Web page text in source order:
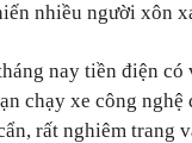
nhiều người xôn
nay tiền điện có
chạy xe công nghệ
rất nghiêm trang